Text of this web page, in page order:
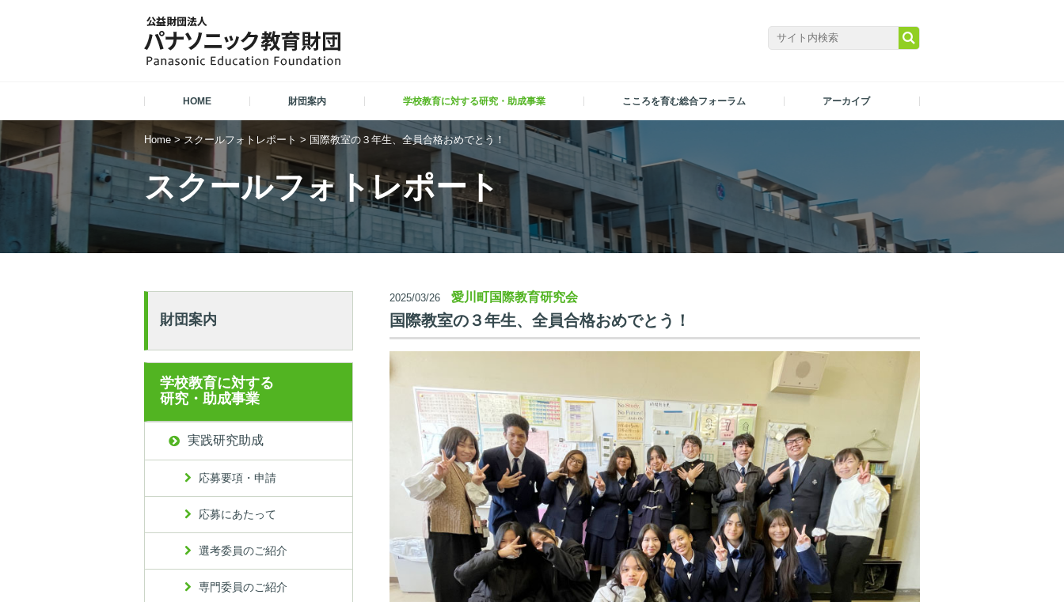
HOME 財団案内 学校教育に対する研究・助成事業 こころを育む総合フォーラム アーカイブ
Home>スクールフォトレポート > 国際教室の３年生、全員合格おめでとう！
スクールフォトレポート
2025/03/26 愛川町国際教育研究会
国際教室の３年生、全員合格おめでとう！
財団案内
学校教育に対する
研究・助成事業
実践研究助成
応募要項・申請
応募にあたって
選考委員のご紹介
専門委員のご紹介